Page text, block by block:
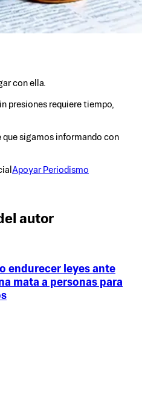
con ella.
presiones requiere tiempo,
que sigamos informando con
Apoyar Periodismo
autor
endurecer leyes ante
mata a personas para